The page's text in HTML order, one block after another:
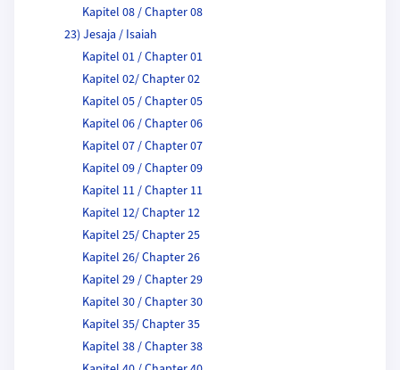
Kapitel 08 / Chapter 08
23) Jesaja / Isaiah
Kapitel 01 / Chapter 01
Kapitel 02/ Chapter 02
Kapitel 05 / Chapter 05
Kapitel 06 / Chapter 06
Kapitel 07 / Chapter 07
Kapitel 09 / Chapter 09
Kapitel 11 / Chapter 11
Kapitel 12/ Chapter 12
Kapitel 25/ Chapter 25
Kapitel 26/ Chapter 26
Kapitel 29 / Chapter 29
Kapitel 30 / Chapter 30
Kapitel 35/ Chapter 35
Kapitel 38 / Chapter 38